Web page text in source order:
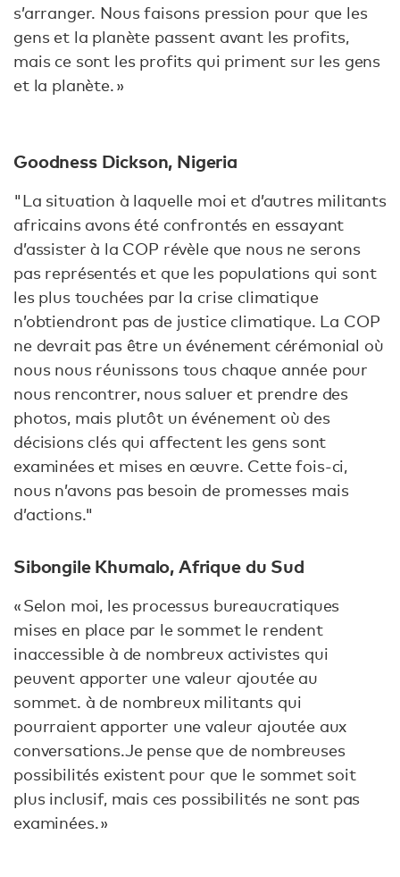
s’arranger. Nous faisons pression pour que les
gens et la planète passent avant les profits,
mais ce sont les profits qui priment sur les gens
et la planète. »
Goodness Dickson, Nigeria
"La situation à laquelle moi et d’autres militants
africains avons été confrontés en essayant
d’assister à la COP révèle que nous ne serons
pas représentés et que les populations qui sont
les plus touchées par la crise climatique
n’obtiendront pas de justice climatique. La COP
ne devrait pas être un événement cérémonial où
nous nous réunissons tous chaque année pour
nous rencontrer, nous saluer et prendre des
photos, mais plutôt un événement où des
décisions clés qui affectent les gens sont
examinées et mises en œuvre. Cette fois-ci,
nous n’avons pas besoin de promesses mais
d’actions."
Sibongile Khumalo, Afrique du Sud
« Selon moi, les processus bureaucratiques
mises en place par le sommet le rendent
inaccessible à de nombreux activistes qui
peuvent apporter une valeur ajoutée au
sommet. à de nombreux militants qui
pourraient apporter une valeur ajoutée aux
conversations.Je pense que de nombreuses
possibilités existent pour que le sommet soit
plus inclusif, mais ces possibilités ne sont pas
examinées. »